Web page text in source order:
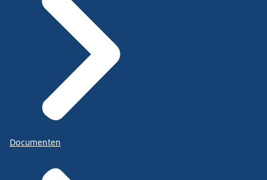
Documenten